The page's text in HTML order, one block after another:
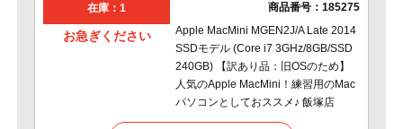
在庫：1
お急ぎください
商品番号： 185275
Apple MacMini MGEN2J/A Late 2014
SSDモデル (Core i7 3GHz/8GB/SSD
240GB) 【訳あり品：旧OSのため】
人気のApple MacMini！練習用のMac
パソコンとしておススメ♪ 飯塚店